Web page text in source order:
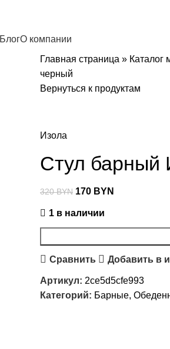
БлогО компании
Главная страница » Каталог
черный
Вернуться к продуктам
Изола
Стул барный
320BYN 170 BYN
1 в наличии
Сравнить Добавить в
Артикул: 2ce5d5cfe993
Категорий: Барные,